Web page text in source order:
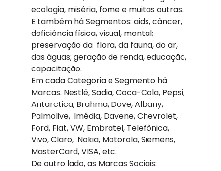
ecologia, miséria, fome e muitas outras.
E também há Segmentos: aids, câncer,
deficiência física, visual, mental;
preservação da  flora, da fauna, do ar,
das águas; geração de renda, educação,
capacitação.
Em cada Categoria e Segmento há
Marcas. Nestlé, Sadia, Coca-Cola, Pepsi,
Antarctica, Brahma, Dove, Albany,
Palmolive,  Imédia, Davene, Chevrolet,
Ford, Fiat, VW, Embratel, Telefônica,
Vivo, Claro,  Nokia, Motorola, Siemens,
MasterCard, VISA, etc.
De outro lado, as Marcas Sociais: